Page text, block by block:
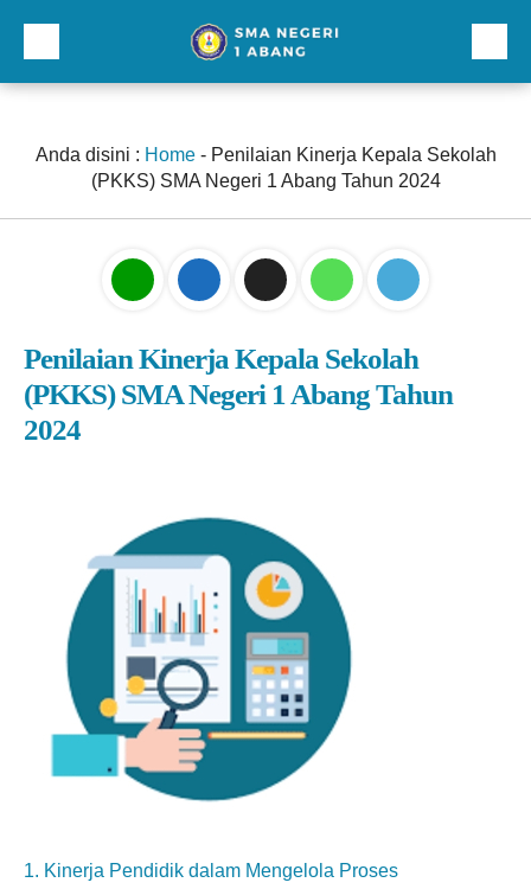
Profil
Kurikulum dan Kesiswaan
Lainnnya
Anda disini : Home- Penilaian Kinerja Kepala Sekolah
(PKKS) SMA Negeri 1 Abang Tahun 2024
Penilaian Kinerja Kepala Sekolah
(PKKS) SMA Negeri 1 Abang Tahun
2024
1. Kinerja Pendidik dalam Mengelola Proses